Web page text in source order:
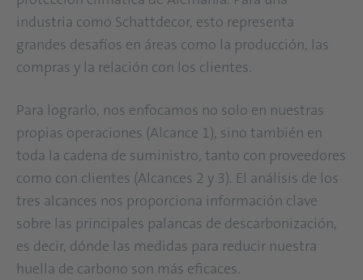
industria como Schattdecor, esto representa
grandes desafíos en áreas como la producción, las
compras y la relación con los clientes.
Para lograrlo, nos enfocamos no solo en nuestras
propias operaciones (Alcance 1), sino también en
toda la cadena de suministro, tanto con proveedores
como con clientes (Alcances 2 y 3). El análisis de los
tres alcances nos proporciona información clave
sobre las principales palancas de descarbonización,
es decir, dónde las medidas para reducir nuestra
huella de carbono son más eficaces.